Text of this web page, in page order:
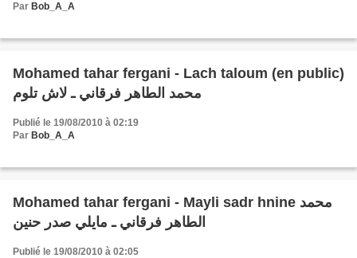
Par Bob_A_A
Mohamed tahar fergani - Lach taloum (en public)
محمد الطاهر فرقاني ـ لاش تلوم
Publié le 19/08/2010 à 02:19
Par Bob_A_A
Mohamed tahar fergani - Mayli sadr hnine محمد
الطاهر فرقاني ـ مايلي صدر حنين
Publié le 19/08/2010 à 02:05